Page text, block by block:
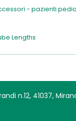
- pazienti
Lengths
n.12, 41037,